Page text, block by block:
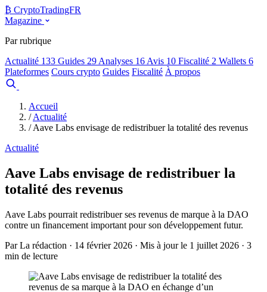
₿ CryptoTradingFR
Magazine
Par rubrique
Actualité 133 Guides 29 Analyses 16 Avis 10 Fiscalité 2 Wallets 6
Plateformes Cours crypto Guides Fiscalité À propos
Accueil
/ Actualité
/ Aave Labs envisage de redistribuer la totalité des revenus
Actualité
Aave Labs envisage de redistribuer la
totalité des revenus
Aave Labs pourrait redistribuer ses revenus de marque à la DAO
contre un financement important pour son développement futur.
Par La rédaction · 14 février 2026 · Mis à jour le 1 juillet 2026 · 3
min de lecture